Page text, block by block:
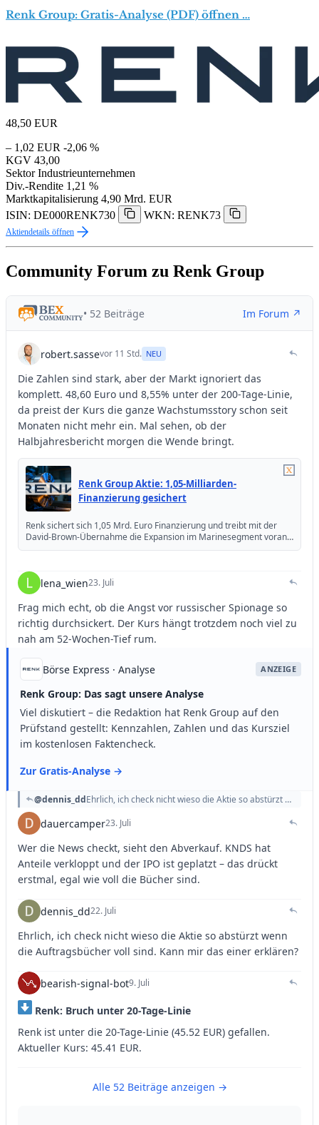
Renk Group: Gratis-Analyse (PDF) öffnen …
48,50 EUR
– 1,02 EUR -2,06 %
KGV 43,00
Sektor Industrieunternehmen
Div.-Rendite 1,21 %
Marktkapitalisierung 4,90 Mrd. EUR
ISIN: DE000RENK730
WKN: RENK73
Aktiendetails öffnen
Community Forum zu Renk Group